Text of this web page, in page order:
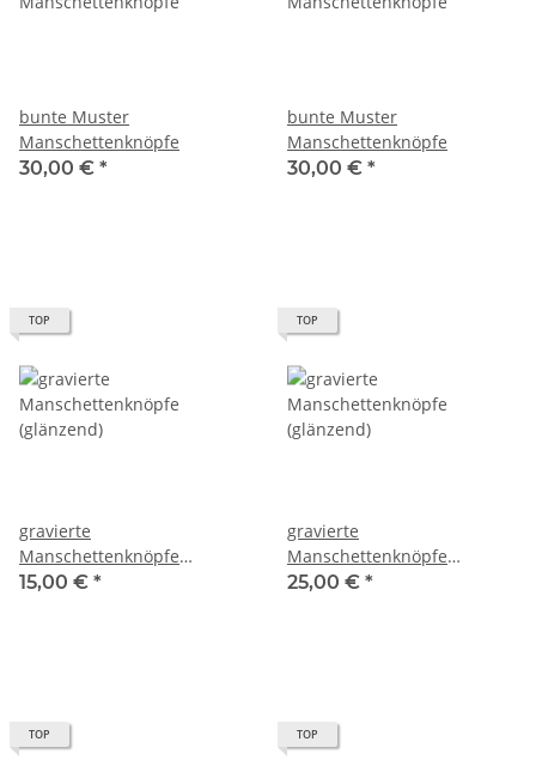
bunte Muster
Manschettenknöpfe
30,00 € *
bunte Muster
Manschettenknöpfe
30,00 € *
TOP
gravierte
Manschettenknöpfe
(glänzend)
15,00 € *
TOP
gravierte
Manschettenknöpfe
(glänzend)
25,00 € *
TOP TOP